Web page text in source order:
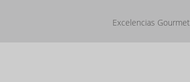
Excelencias Gourmet